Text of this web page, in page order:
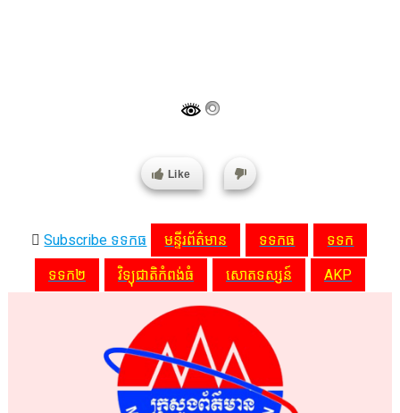
Like
Subscribe ទទកធ មន្ទីរព័ត៌មាន ទទកធ ទទក
ទទក២ វិទ្យុជាតិកំពង់ធំ សោតទស្សន៍ AKP